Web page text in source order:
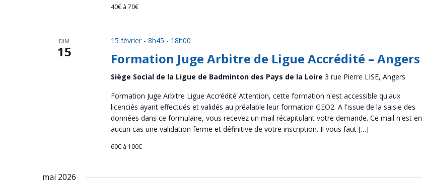
40€ à 70€
DIM
15
15 février - 8h45 - 18h00
Formation Juge Arbitre de Ligue Accrédité – Angers
Siège Social de la Ligue de Badminton des Pays de la Loire 3 rue Pierre LISE, Angers
Formation Juge Arbitre Ligue Accrédité Attention, cette formation n'est accessible qu'aux
licenciés ayant effectués et validés au préalable leur formation GEO2. A l'issue de la saisie des
données dans ce formulaire, vous recevez un mail récapitulant votre demande. Ce mail n'est en
aucun cas une validation ferme et définitive de votre inscription. Il vous faut […]
60€ à 100€
mai 2026